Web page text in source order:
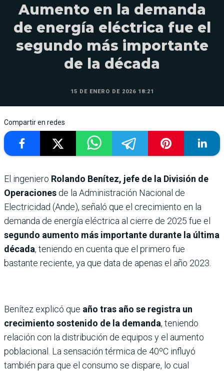
Aumento en la demanda
de energía eléctrica fue el
segundo más importante
de la década
15 DE ENERO DE 2026 18:21
Compartir en redes
El ingeniero Rolando Benítez, jefe de la División de
Operaciones de la Administración Nacional de
Electricidad (Ande), señaló que el crecimiento en la
demanda de energía eléctrica al cierre de 2025 fue el
segundo aumento más importante durante la última
década, teniendo en cuenta que el primero fue
bastante reciente, ya que data de apenas el año 2023.
Benítez explicó que año tras año se registra un
crecimiento sostenido de la demanda, teniendo
relación con la distribución de equipos y el aumento
poblacional. La sensación térmica de 40ºC influyó
también para que el consumo se dispare, lo cual